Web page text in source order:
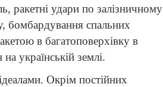
ракетні удари по залізничному
бомбардування спальних
в багатоповерхівку в
на українській землі.
Окрім постійних